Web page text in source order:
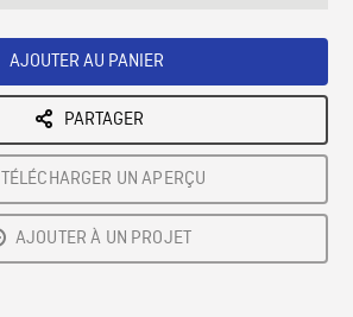
AJOUTER AU PANIER
PARTAGER
TÉLÉCHARGER UN APERÇU
AJOUTER À UN PROJET